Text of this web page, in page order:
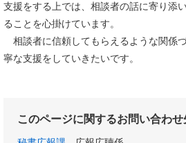
支援をする上では、相談者の話に寄り添
ることを心掛けています。
相談者に信頼してもらえるような関係
寧な支援をしていきたいです。
このページに関するお問い合わせ